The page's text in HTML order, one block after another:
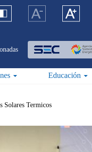
Educación
Solares Termicos